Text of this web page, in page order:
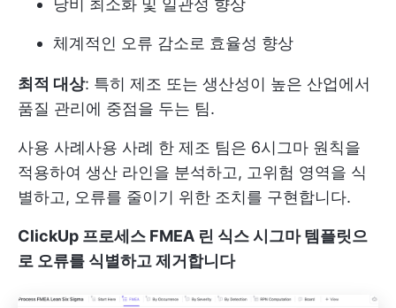
낭비 최소화 및 일관성 향상
체계적인 오류 감소로 효율성 향상
최적 대상: 특히 제조 또는 생산성이 높은 산업에서
품질 관리에 중점을 두는 팀.
사용 사례사용 사례 한 제조 팀은 6시그마 원칙을
적용하여 생산 라인을 분석하고, 고위험 영역을 식
별하고, 오류를 줄이기 위한 조치를 구현합니다.
ClickUp 프로세스 FMEA 린 식스 시그마 템플릿으
로 오류를 식별하고 제거합니다